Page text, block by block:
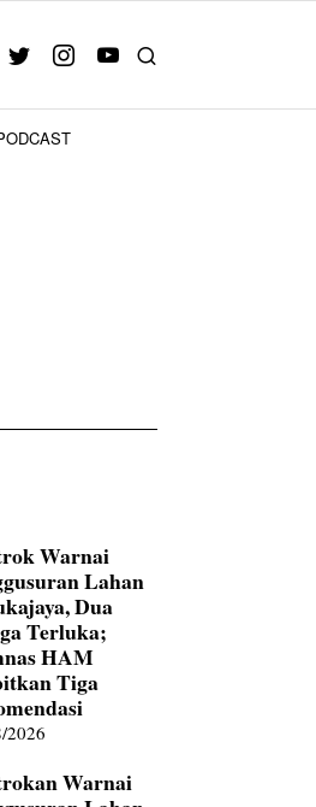
Warnai
Lahan
Dua
Terluka;
HAM
Tiga
2026
Warnai